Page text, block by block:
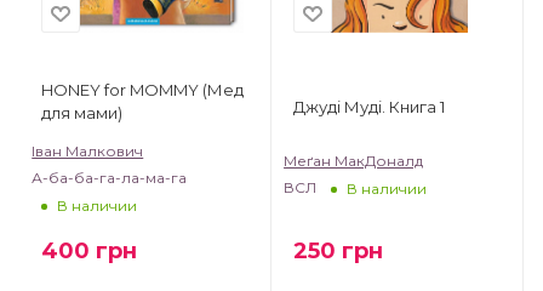
HONEY for MOMMY (Мед
для мами)
Іван Малкович
А-ба-ба-га-ла-ма-га
В наличии
400 грн
Джуді Муді. Книга 1
Меґан МакДоналд
ВСЛ
В наличии
250 грн